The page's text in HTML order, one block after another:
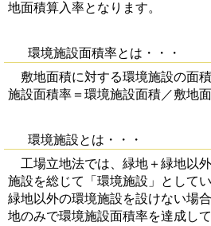
地面積算入率となります。
環境施設面積率とは・・・
敷地面積に対する環境施設の面
施設面積率＝環境施設面積／敷地
環境施設とは・・・
工場立地法では、緑地＋緑地以
施設を総じて「環境施設」としてい
緑地以外の環境施設を設けない場
地のみで環境施設面積率を達成し